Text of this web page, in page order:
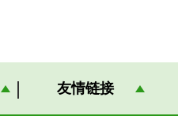
友情链接